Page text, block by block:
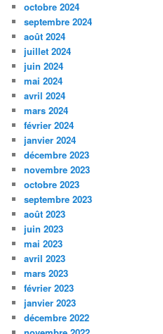
octobre 2024
septembre 2024
août 2024
juillet 2024
juin 2024
mai 2024
avril 2024
mars 2024
février 2024
janvier 2024
décembre 2023
novembre 2023
octobre 2023
septembre 2023
août 2023
juin 2023
mai 2023
avril 2023
mars 2023
février 2023
janvier 2023
décembre 2022